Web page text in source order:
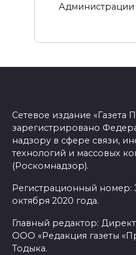
Администрации
Сетевое издание «Газета
зарегистрировано
надзору в сфере связи,
технологий и массовых
(Роскомнадзор).
Регистрационный
октября 2020 года.
Главный редактор:
ООО «Редакция газеты
Тодыка.